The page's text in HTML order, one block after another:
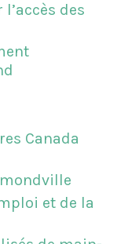
des
Canada
et de la